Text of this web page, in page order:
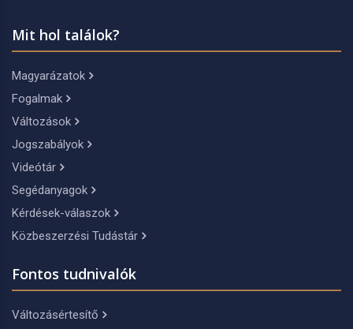
Mit hol találok?
Magyarázatok
Fogalmak
Változások
Jogszabályok
Videótár
Segédanyagok
Kérdések-válaszok
Közbeszerzési Tudástár
Fontos tudnivalók
Változásértesítő